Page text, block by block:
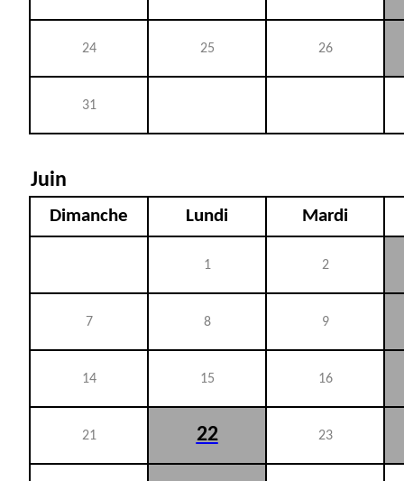
24 25 26
31
Juin
Dimanche Lundi Mardi
1 2
7 8 9
14 15 16
21 22 23